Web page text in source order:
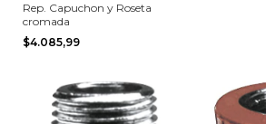
Rep. Capuchon y Roseta
cromada
$4.085,99